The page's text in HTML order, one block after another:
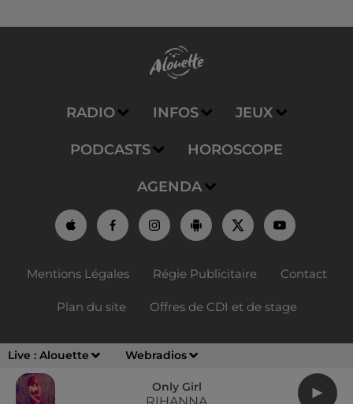
Live : Alouette Webradios
Only Girl
RIHANNA
RADIO INFOS JEUX
PODCASTS HOROSCOPE
AGENDA
Mentions Légales Régie Publicitaire Contact
Plan du site Offres de CDI et de stage